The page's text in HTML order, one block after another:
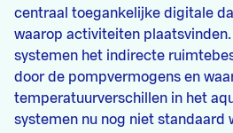
centraal toegankelijke digitale
waarop activiteiten
systemen het indirecte
door de pompvermogens en
temperatuurverschillen in het
systemen nu nog niet standaard